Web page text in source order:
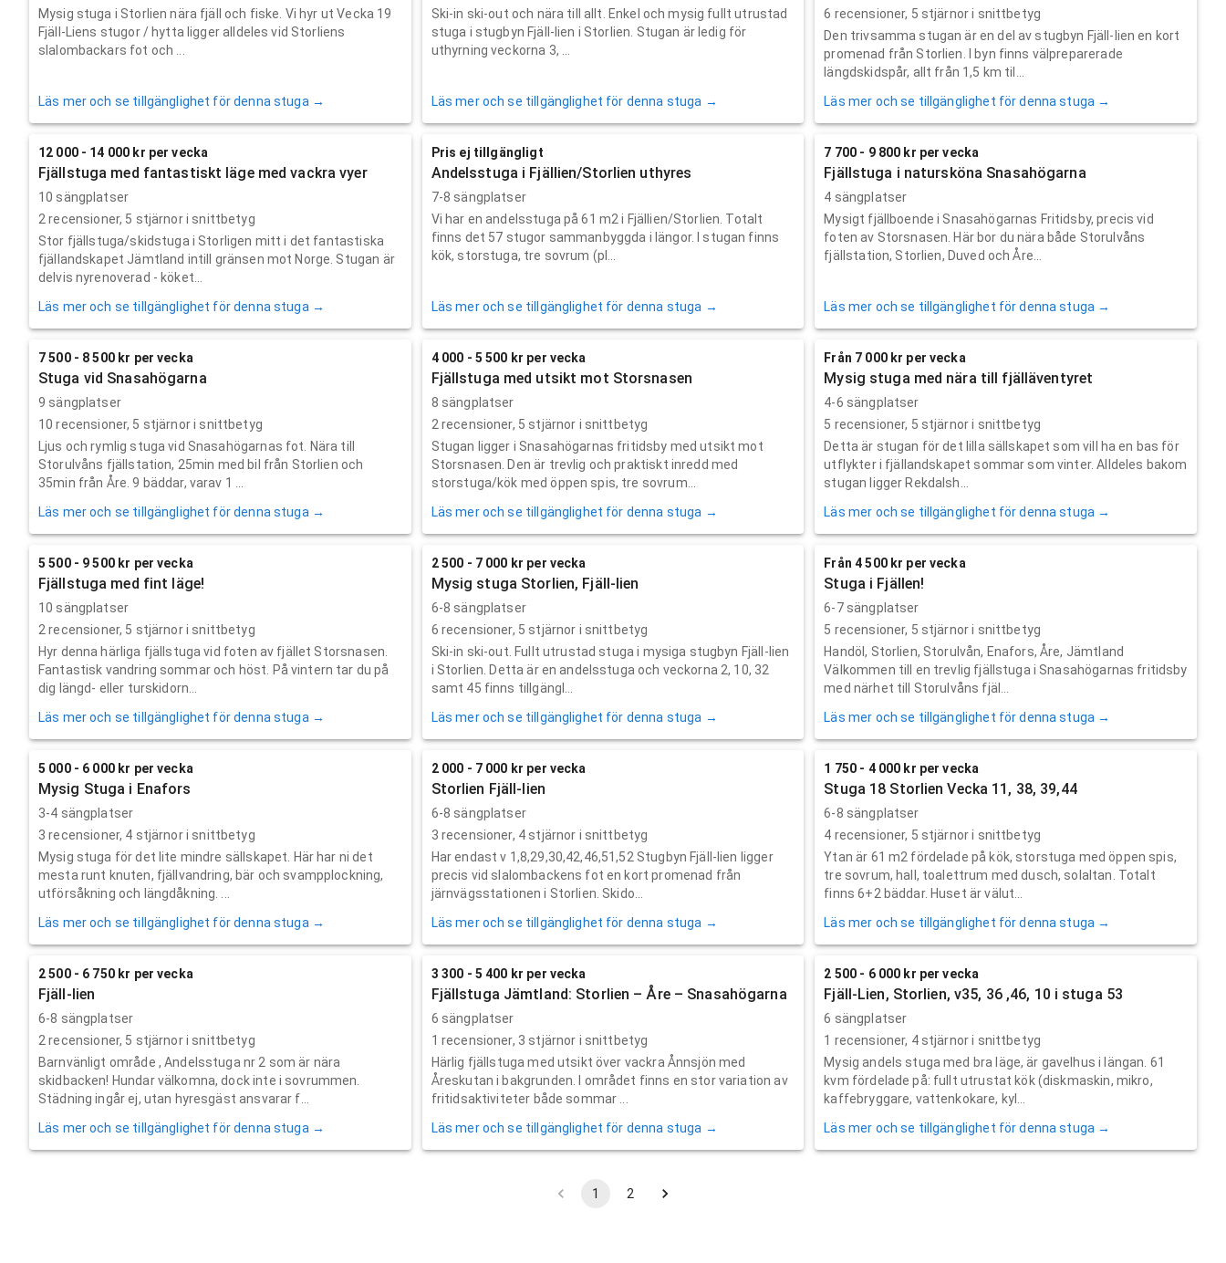
Mysig stuga i Storlien nära fjäll och fiske. Vi hyr ut Vecka 19
Fjäll-Liens stugor / hytta ligger alldeles vid Storliens
slalombackars fot och ...
Läs mer och se tillgänglighet för denna stuga →
Ski-in ski-out och nära till allt. Enkel och mysig fullt utrustad
stuga i stugbyn Fjäll-lien i Storlien. Stugan är ledig för
uthyrning veckorna 3, ...
Läs mer och se tillgänglighet för denna stuga →
6 recensioner, 5 stjärnor i snittbetyg
Den trivsamma stugan är en del av stugbyn Fjäll-lien en kort
promenad från Storlien. I byn finns välpreparerade
längdskidspår, allt från 1,5 km til...
Läs mer och se tillgänglighet för denna stuga →
12 000 - 14 000 kr per vecka
Fjällstuga med fantastiskt läge med vackra vyer
10 sängplatser
2 recensioner, 5 stjärnor i snittbetyg
Stor fjällstuga/skidstuga i Storligen mitt i det fantastiska
fjällandskapet Jämtland intill gränsen mot Norge. Stugan är
delvis nyrenoverad - köket...
Läs mer och se tillgänglighet för denna stuga →
Pris ej tillgängligt
Andelsstuga i Fjällien/Storlien uthyres
7-8 sängplatser
Vi har en andelsstuga på 61 m2 i Fjällien/Storlien. Totalt
finns det 57 stugor sammanbyggda i längor. I stugan finns
kök, storstuga, tre sovrum (pl...
Läs mer och se tillgänglighet för denna stuga →
7 700 - 9 800 kr per vecka
Fjällstuga i natursköna Snasahögarna
4 sängplatser
Mysigt fjällboende i Snasahögarnas Fritidsby, precis vid
foten av Storsnasen. Här bor du nära både Storulvåns
fjällstation, Storlien, Duved och Åre...
Läs mer och se tillgänglighet för denna stuga →
7 500 - 8 500 kr per vecka
Stuga vid Snasahögarna
9 sängplatser
10 recensioner, 5 stjärnor i snittbetyg
Ljus och rymlig stuga vid Snasahögarnas fot. Nära till
Storulvåns fjällstation, 25min med bil från Storlien och
35min från Åre. 9 bäddar, varav 1 ...
Läs mer och se tillgänglighet för denna stuga →
4 000 - 5 500 kr per vecka
Fjällstuga med utsikt mot Storsnasen
8 sängplatser
2 recensioner, 5 stjärnor i snittbetyg
Stugan ligger i Snasahögarnas fritidsby med utsikt mot
Storsnasen. Den är trevlig och praktiskt inredd med
storstuga/kök med öppen spis, tre sovrum...
Läs mer och se tillgänglighet för denna stuga →
Från 7 000 kr per vecka
Mysig stuga med nära till fjälläventyret
4-6 sängplatser
5 recensioner, 5 stjärnor i snittbetyg
Detta är stugan för det lilla sällskapet som vill ha en bas för
utflykter i fjällandskapet sommar som vinter. Alldeles bakom
stugan ligger Rekdalsh...
Läs mer och se tillgänglighet för denna stuga →
5 500 - 9 500 kr per vecka
Fjällstuga med fint läge!
10 sängplatser
2 recensioner, 5 stjärnor i snittbetyg
Hyr denna härliga fjällstuga vid foten av fjället Storsnasen.
Fantastisk vandring sommar och höst. På vintern tar du på
dig längd- eller turskidorn...
Läs mer och se tillgänglighet för denna stuga →
2 500 - 7 000 kr per vecka
Mysig stuga Storlien, Fjäll-lien
6-8 sängplatser
6 recensioner, 5 stjärnor i snittbetyg
Ski-in ski-out. Fullt utrustad stuga i mysiga stugbyn Fjäll-lien
i Storlien. Detta är en andelsstuga och veckorna 2, 10, 32
samt 45 finns tillgängl...
Läs mer och se tillgänglighet för denna stuga →
Från 4 500 kr per vecka
Stuga i Fjällen!
6-7 sängplatser
5 recensioner, 5 stjärnor i snittbetyg
Handöl, Storlien, Storulvån, Enafors, Åre, Jämtland
Välkommen till en trevlig fjällstuga i Snasahögarnas fritidsby
med närhet till Storulvåns fjäl...
Läs mer och se tillgänglighet för denna stuga →
5 000 - 6 000 kr per vecka
Mysig Stuga i Enafors
3-4 sängplatser
3 recensioner, 4 stjärnor i snittbetyg
Mysig stuga för det lite mindre sällskapet. Här har ni det
mesta runt knuten, fjällvandring, bär och svampplockning,
utförsåkning och längdåkning. ...
Läs mer och se tillgänglighet för denna stuga →
2 000 - 7 000 kr per vecka
Storlien Fjäll-lien
6-8 sängplatser
3 recensioner, 4 stjärnor i snittbetyg
Har endast v 1,8,29,30,42,46,51,52 Stugbyn Fjäll-lien ligger
precis vid slalombackens fot en kort promenad från
järnvägsstationen i Storlien. Skido...
Läs mer och se tillgänglighet för denna stuga →
1 750 - 4 000 kr per vecka
Stuga 18 Storlien Vecka 11, 38, 39,44
6-8 sängplatser
4 recensioner, 5 stjärnor i snittbetyg
Ytan är 61 m2 fördelade på kök, storstuga med öppen spis,
tre sovrum, hall, toalettrum med dusch, solaltan. Totalt
finns 6+2 bäddar. Huset är välut...
Läs mer och se tillgänglighet för denna stuga →
2 500 - 6 750 kr per vecka
Fjäll-lien
6-8 sängplatser
2 recensioner, 5 stjärnor i snittbetyg
Barnvänligt område , Andelsstuga nr 2 som är nära
skidbacken! Hundar välkomna, dock inte i sovrummen.
Städning ingår ej, utan hyresgäst ansvarar f...
Läs mer och se tillgänglighet för denna stuga →
3 300 - 5 400 kr per vecka
Fjällstuga Jämtland: Storlien – Åre – Snasahögarna
6 sängplatser
1 recensioner, 3 stjärnor i snittbetyg
Härlig fjällstuga med utsikt över vackra Ånnsjön med
Åreskutan i bakgrunden. I området finns en stor variation av
fritidsaktiviteter både sommar ...
Läs mer och se tillgänglighet för denna stuga →
2 500 - 6 000 kr per vecka
Fjäll-Lien, Storlien, v35, 36 ,46, 10 i stuga 53
6 sängplatser
1 recensioner, 4stjärnor i snittbetyg
Mysig andels stuga med bra läge, är gavelhus i längan. 61
kvm fördelade på: fullt utrustat kök (diskmaskin, mikro,
kaffebryggare, vattenkokare, kyl...
Läs mer och se tillgänglighet för denna stuga →
1 2